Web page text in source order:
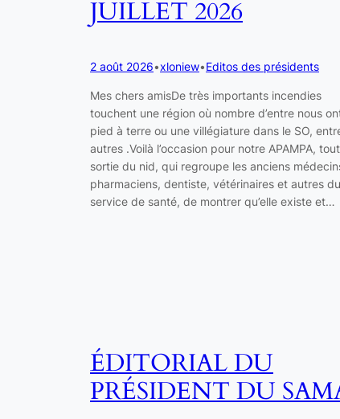
JUILLET 2026
2 août 2026•xloniew•Editos des présidents
Mes chers amisDe très importants incendies
touchent une région où nombre d’entre nous
pied à terre ou une villégiature dans le SO,
autres .Voilà l’occasion pour notre APAMPA,
sortie du nid, qui regroupe les anciens
pharmaciens, dentiste, vétérinaires et autres du
service de santé, de montrer qu’elle existe et…
ÉDITORIAL DU
PRÉSIDENT DU